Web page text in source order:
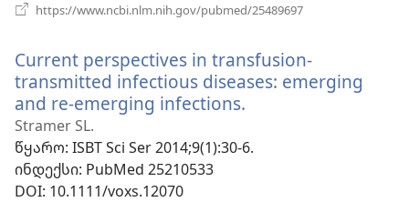
https://www.ncbi.nlm.nih.gov/pubmed/25489697
Current perspectives in transfusion-
transmitted infectious diseases: emerging
and re-emerging infections.
ფანჯარა)
Stramer SL.
წყარო‎: ISBT Sci Ser 2014;9(1):30-6.
ინდექსი‎: PubMed 25210533
DOI‎: 10.1111/voxs.12070